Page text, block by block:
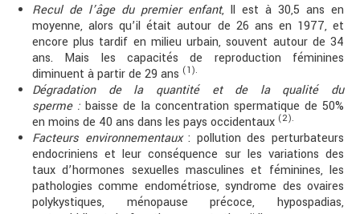
Recul de l’âge du premier enfant, Il est à 30,5 ans en
moyenne, alors qu’il était autour de 26 ans en 1977, et
encore plus tardif en milieu urbain, souvent autour de 34
ans. Mais les capacités de reproduction féminines
diminuent à partir de 29 ans (1).
Dégradation de la quantité et de la qualité du
sperme :baisse de la concentration spermatique de 50%
en moins de 40 ans dans les pays occidentaux (2).
Facteurs environnementaux: pollution des perturbateurs
endocriniens et leur conséquence sur les variations des
taux d’hormones sexuelles masculines et féminines, les
pathologies comme endométriose, syndrome des ovaires
polykystiques, ménopause précoce, hypospadias,